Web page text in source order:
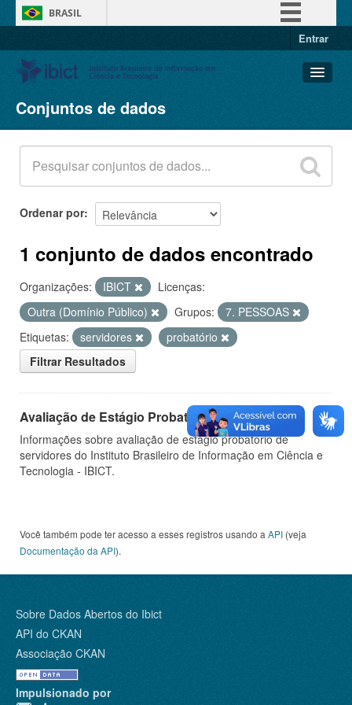
BRASIL
Entrar
Conjuntos de dados
Organizações
Grupos
Sobre
Conjuntos de dados
Ordenar por
1 conjunto de dados encontrado
Organizações: IBICT
Licenças:
Outra (Domínio Público)
Grupos:
7. PESSOAS
Etiquetas:
servidores
probatório
Filtrar Resultados
Avaliação de Estágio Probatório
Informações sobre avaliação de estágio probatório de
servidores do Instituto Brasileiro de Informação em Ciência e
Tecnologia - IBICT.
Você também pode ter acesso a esses registros usando a API (veja
Documentação da API).
Sobre Dados Abertos do Ibict
API do CKAN
Associação CKAN
Impulsionado por